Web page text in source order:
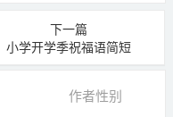
下一篇
小学开学季祝福语简短
作者性别